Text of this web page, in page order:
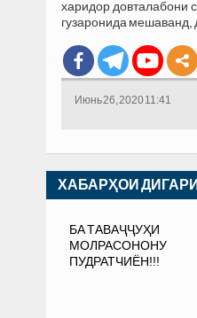
харидор довталабони
гузаронида
Июнь 26, 2020 11:41
ХАБАРҲОИ
БА ТАВАҶҶУҲИ
МОЛРАСОНОНУ
ПУДРАТЧИЁН!!!